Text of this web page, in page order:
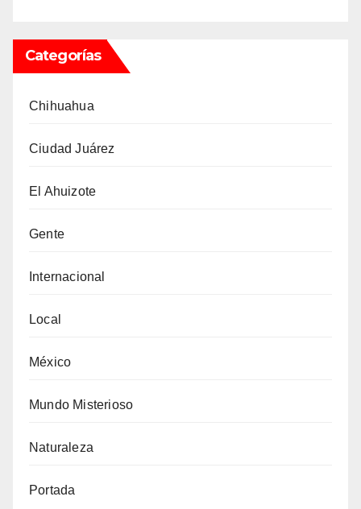
Categorías
Chihuahua
Ciudad Juárez
El Ahuizote
Gente
Internacional
Local
México
Mundo Misterioso
Naturaleza
Portada